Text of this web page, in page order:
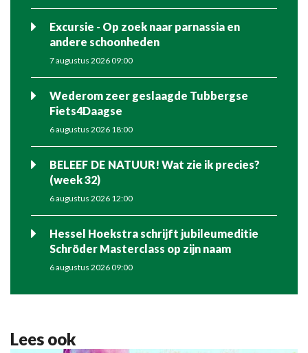
Excursie - Op zoek naar parnassia en
andere schoonheden
7 augustus 2026 09:00
Wederom zeer geslaagde Tubbergse
Fiets4Daagse
6 augustus 2026 18:00
BELEEF DE NATUUR! Wat zie ik precies?
(week 32)
6 augustus 2026 12:00
Hessel Hoekstra schrijft jubileumeditie
Schröder Masterclass op zijn naam
6 augustus 2026 09:00
Lees ook